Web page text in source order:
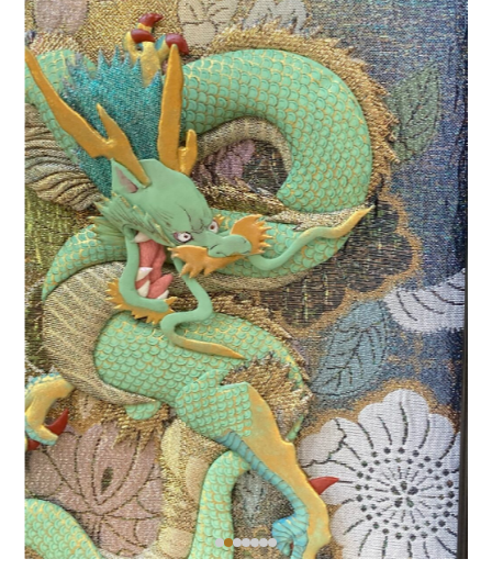
News
Contact
Japanese English